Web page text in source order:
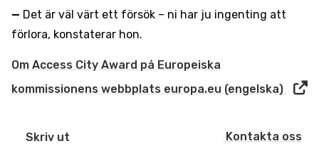
— Det är väl värt ett försök – ni har ju ingenting att
förlora, konstaterar hon.
Om Access City Award på Europeiska
kommissionens webbplats europa.eu (engelska)
Skriv ut Kontakta oss